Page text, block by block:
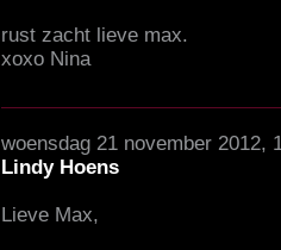
rust zacht lieve max.
xoxo Nina
woensdag 21 november 2012,
Lindy Hoens
Lieve Max,